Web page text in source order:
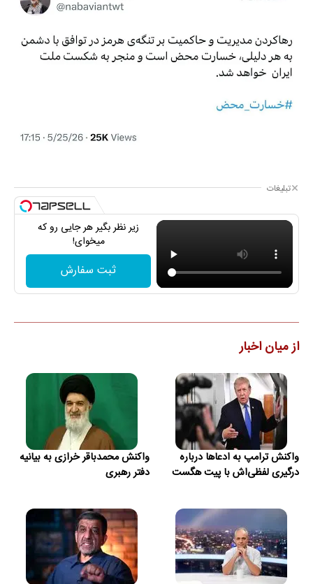
تبلیغات
زیر نظر بگیر هر جایی رو که
میخوای!
ثبت سفارش
از میان اخبار
واکنش ترامپ به ادعاها درباره
درگیری لفظی‌اش با پیت هگست
واکنش محمدباقر خرازی به بیانیه
دفتر رهبری